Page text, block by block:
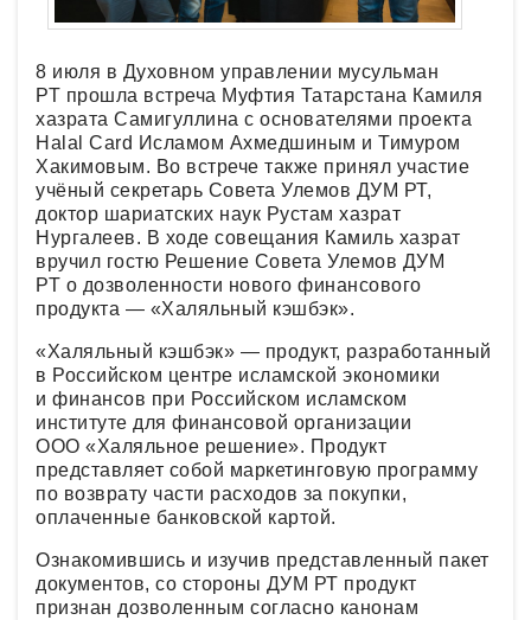
8 июля в Духовном управлении мусульман
РТ прошла встреча Муфтия Татарстана Камиля
хазрата Самигуллина с основателями проекта
Halal Card Исламом Ахмедшиным и Тимуром
Хакимовым. Во встрече также принял участие
учёный секретарь Совета Улемов ДУМ РТ,
доктор шариатских наук Рустам хазрат
Нургалеев. В ходе совещания Камиль хазрат
вручил гостю Решение Совета Улемов ДУМ
РТ о дозволенности нового финансового
продукта — «Халяльный кэшбэк».
«Халяльный кэшбэк» — продукт, разработанный
в Российском центре исламской экономики
и финансов при Российском исламском
институте для финансовой организации
ООО «Халяльное решение». Продукт
представляет собой маркетинговую программу
по возврату части расходов за покупки,
оплаченные банковской картой.
Ознакомившись и изучив представленный пакет
документов, со стороны ДУМ РТ продукт
признан дозволенным согласно канонам